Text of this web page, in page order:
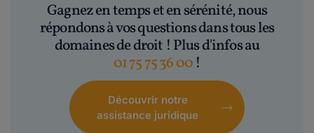
Gagnez en temps et en sérénité, nous
répondons à vos questions dans tous les
domaines de droit ! Plus d'infos au
01 75 75 36 00 !
Découvrir notre
assistance juridique